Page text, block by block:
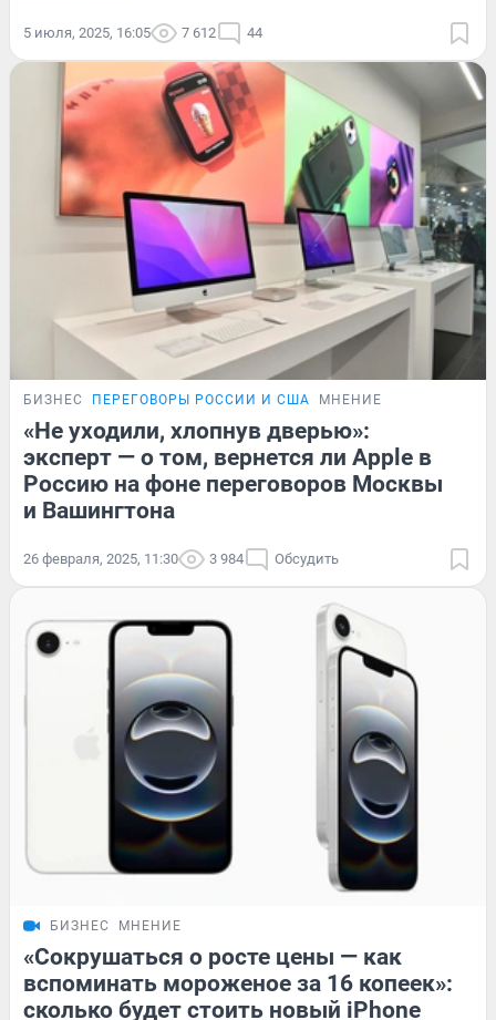
5 июля, 2025, 16:05 7 612 44
БИЗНЕС ПЕРЕГОВОРЫ РОССИИ И США МНЕНИЕ
«Не уходили, хлопнув дверью»:
эксперт — о том, вернется ли Apple в
Россию на фоне переговоров Москвы
и Вашингтона
26 февраля, 2025, 11:30 3 984 Обсудить
БИЗНЕС МНЕНИЕ
«Сокрушаться о росте цены — как
вспоминать мороженое за 16 копеек»:
сколько будет стоить новый iPhone